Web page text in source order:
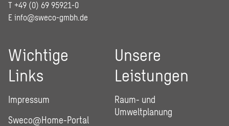
T +49 (0) 69 95921-0
E info@sweco-gmbh.de
Wichtige
Links
Impressum
Sweco@Home-Portal
Unsere
Leistungen
Raum- und
Umweltplanung